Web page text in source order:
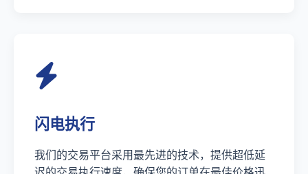
闪电执行
我们的交易平台采用最先进的技术，提供超低延